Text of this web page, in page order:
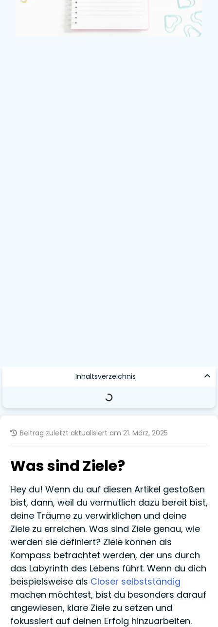
Inhaltsverzeichnis
Beitrag zuletzt aktualisiert am 21. März, 2025
Was sind Ziele?
Hey du! Wenn du auf diesen Artikel gestoßen
bist, dann, weil du vermutlich dazu bereit bist,
deine Träume zu verwirklichen und deine
Ziele zu erreichen. Was sind Ziele genau, wie
werden sie definiert? Ziele können als
Kompass betrachtet werden, der uns durch
das Labyrinth des Lebens führt. Wenn du dich
beispielsweise als Closer selbstständig
machen möchtest, bist du besonders darauf
angewiesen, klare Ziele zu setzen und
fokussiert auf deinen Erfolg hinzuarbeiten.